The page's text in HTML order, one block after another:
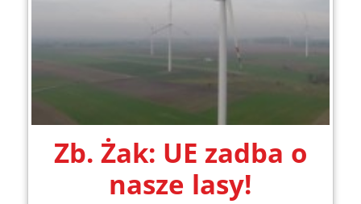
Zb. Żak: UE zadba o
nasze lasy!